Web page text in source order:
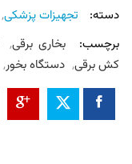
دسته:
تجهیزات پزشکی,
برچسب:
بخاری برقی,
کش برقی, دستگاه بخور,